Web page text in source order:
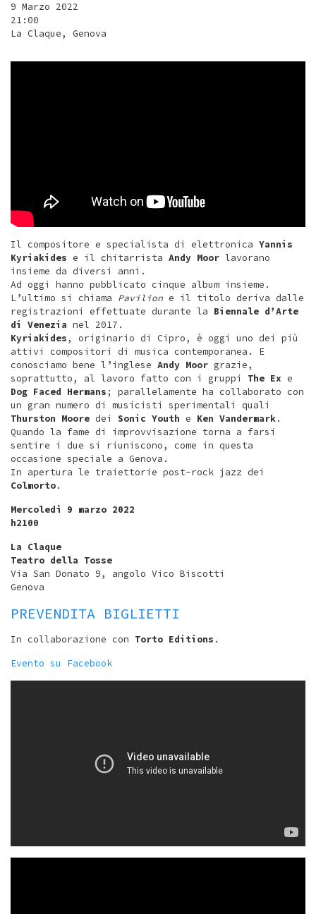
9 Marzo 2022
21:00
La Claque, Genova
Il compositore e specialista di elettronica Yannis
Kyriakides e il chitarrista Andy Moor lavorano
insieme da diversi anni.
Ad oggi hanno pubblicato cinque album insieme.
L’ultimo si chiama Pavilion e il titolo deriva dalle
registrazioni effettuate durante la Biennale d’Arte
di Venezia nel 2017.
Kyriakides, originario di Cipro, è oggi uno dei più
attivi compositori di musica contemporanea. E
conosciamo bene l’inglese Andy Moor grazie,
soprattutto, al lavoro fatto con i gruppi The Ex e
Dog Faced Hermans ; parallelamente ha collaborato con
un gran numero di musicisti sperimentali quali
Thurston Moore dei Sonic Youth e Ken Vandermark.
Quando la fame di improvvisazione torna a farsi
sentire i due si riuniscono, come in questa
occasione speciale a Genova.
In apertura le traiettorie post-rock jazz dei
Colmorto.
Mercoledì 9 marzo 2022
h2100
La Claque
Teatro della Tosse
Via San Donato 9, angolo Vico Biscotti
Genova
PREVENDITA BIGLIETTI
In collaborazione con Torto Editions .
Evento su Facebook